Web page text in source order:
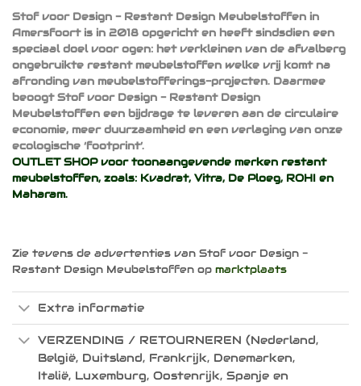
Stof voor Design - Restant Design Meubelstoffen in
Amersfoort is in 2018 opgericht en heeft sindsdien een
speciaal doel voor ogen: het verkleinen van de afvalberg
ongebruikte restant meubelstoffen welke vrij komt na
afronding van meubelstofferings-projecten. Daarmee
beoogt Stof voor Design - Restant Design
Meubelstoffen een bijdrage te leveren aan de circulaire
economie, meer duurzaamheid en een verlaging van onze
ecologische ‘footprint’.
OUTLET SHOP voor toonaangevende merken restant
meubelstoffen, zoals: Kvadrat, Vitra, De Ploeg, ROHI en
Maharam.
Zie tevens de advertenties van Stof voor Design -
Restant Design Meubelstoffen op marktplaats
Extra informatie
VERZENDING / RETOURNEREN (Nederland,
België, Duitsland, Frankrijk, Denemarken,
Italië, Luxemburg, Oostenrijk, Spanje en